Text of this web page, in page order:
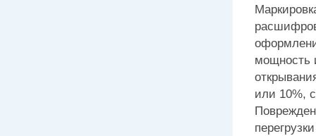
мощность
или 10%,